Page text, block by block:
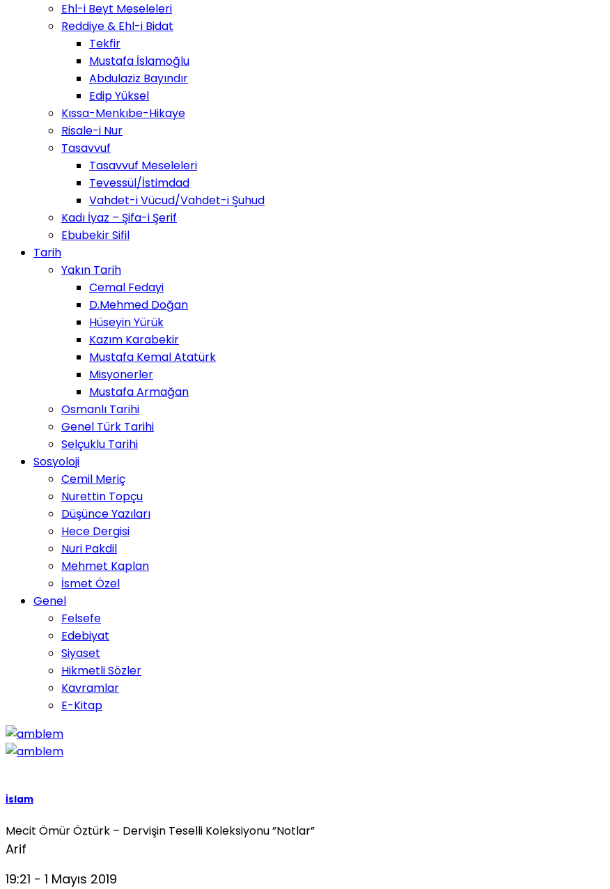
Ehl-i Beyt Meseleleri
Reddiye & Ehl-i Bidat
Tekfir
Mustafa İslamoğlu
Abdulaziz Bayındır
Edip Yüksel
Kıssa-Menkıbe-Hikaye
Risale-i Nur
Tasavvuf
Tasavvuf Meseleleri
Tevessül/İstimdad
Vahdet-i Vücud/Vahdet-i Şuhud
Kadı İyaz – Şifa-i Şerif
Ebubekir Sifil
Tarih
Yakın Tarih
Cemal Fedayi
D.Mehmed Doğan
Hüseyin Yürük
Kazım Karabekir
Mustafa Kemal Atatürk
Misyonerler
Mustafa Armağan
Osmanlı Tarihi
Genel Türk Tarihi
Selçuklu Tarihi
Sosyoloji
Cemil Meriç
Nurettin Topçu
Düşünce Yazıları
Hece Dergisi
Nuri Pakdil
Mehmet Kaplan
İsmet Özel
Genel
Felsefe
Edebiyat
Siyaset
Hikmetli Sözler
Kavramlar
E-Kitap
İslam
Mecit Ömür Öztürk – Dervişin Teselli Koleksiyonu ”Notlar”
Arif
19:21 - 1 Mayıs 2019